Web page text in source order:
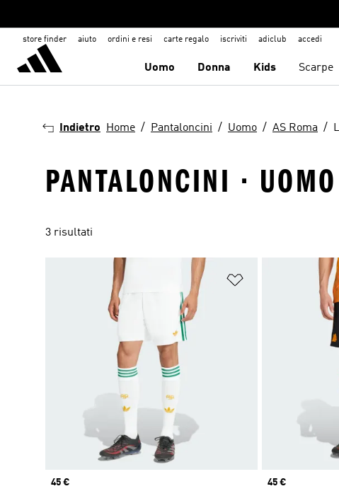
store finder aiuto ordini e resi carte regalo iscriviti adiclub accedi
Uomo Donna Kids Scarpe
Indietro Home Pantaloncini Uomo AS Roma
PANTALONCINI ·
3 risultati
Aggiungi alla lista
Price
45 €
Price
45 €